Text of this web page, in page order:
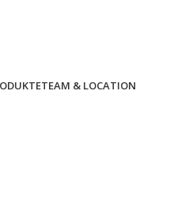
TEAM & LOCATION